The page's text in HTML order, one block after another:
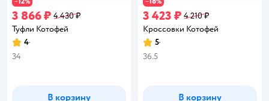
3 866 ₽ 4 430 ₽
Туфли Котофей
Рейтинг:
4
34
В корзину
3 423 ₽ 4 210 ₽
Кроссовки Котофей
Рейтинг:
5
36.5
В корзину